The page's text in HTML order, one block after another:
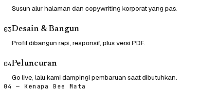
Susun alur halaman dan copywriting korporat yang pas.
03Desain & Bangun
Profil dibangun rapi, responsif, plus versi PDF.
04Peluncuran
Go live, lalu kami dampingi pembaruan saat dibutuhkan.
04 — Kenapa Bee Mata